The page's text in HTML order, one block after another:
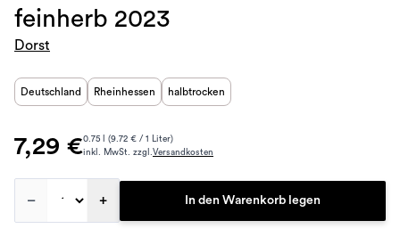
feinherb 2023
Dorst
Deutschland Rheinhessen halbtrocken
7,29 €0.75 l (9.72 € / 1 Liter)
inkl. MwSt. zzgl.Versandkosten
– + In den Warenkorb legen